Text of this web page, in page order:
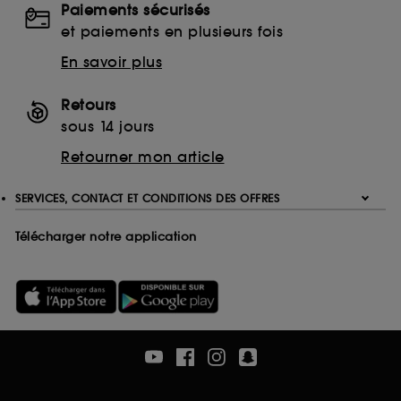
Ethanolamine (ETA)
Monoethanolamine (MEA)
Triethanolamine (TEA)
Ethylenediaminetetraacetic Acid
Disodium EDTA
Tetrasodium EDTA
Paiements sécurisés
et paiements en plusieurs fois
En savoir plus
Retours
sous 14 jours
Retourner mon article
SERVICES, CONTACT ET CONDITIONS DES OFFRES
Télécharger notre application